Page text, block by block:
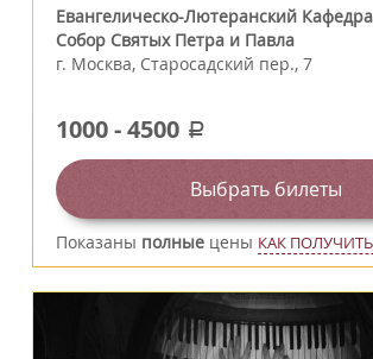
Евангелическо-Лютеранский
Собор Святых Петра и Павла
г. Москва, Старосадский пер., 7
1000-4500 a
Выбрать билеты
Показаны полные цены КАК